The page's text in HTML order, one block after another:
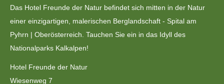
Das Hotel Freunde der Natur befindet sich mitten in der Natur
einer einzigartigen, malerischen Berglandschaft - Spital am
Pyhrn | Oberösterreich. Tauchen Sie ein in das Idyll des
Nationalparks Kalkalpen!
Hotel Freunde der Natur
Wiesenweg 7